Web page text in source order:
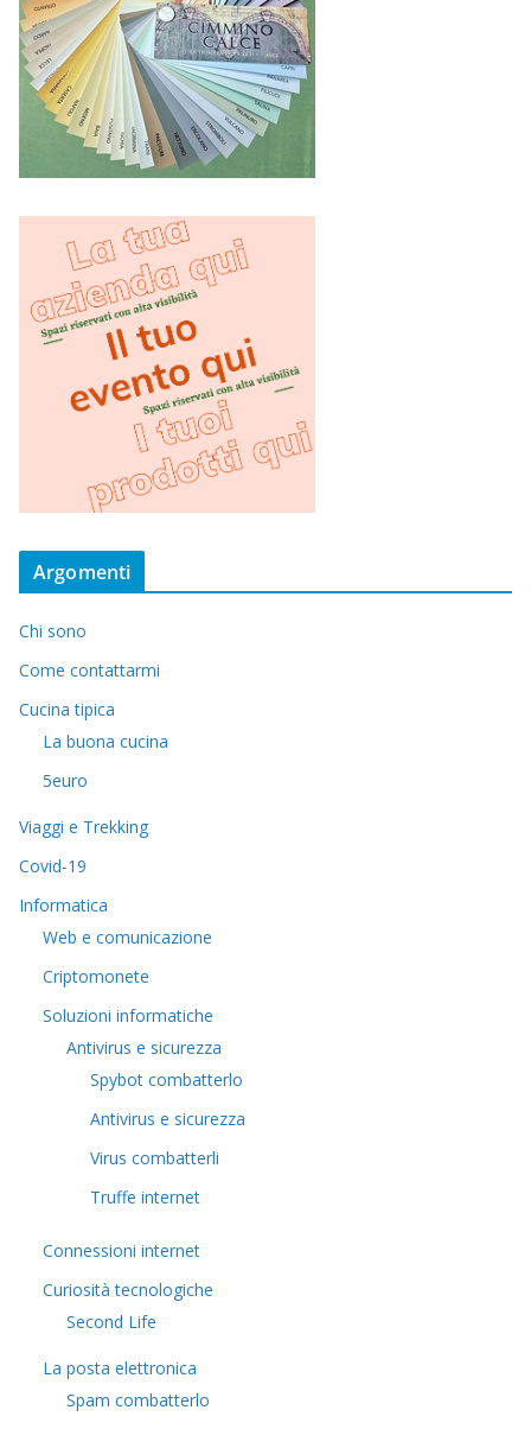
Argomenti
Chi sono
Come contattarmi
Cucina tipica
La buona cucina
5euro
Viaggi e Trekking
Covid-19
Informatica
Web e comunicazione
Criptomonete
Soluzioni informatiche
Antivirus e sicurezza
Spybot combatterlo
Antivirus e sicurezza
Virus combatterli
Truffe internet
Connessioni internet
Curiosità tecnologiche
​Second Life
La posta elettronica
Spam combatterlo